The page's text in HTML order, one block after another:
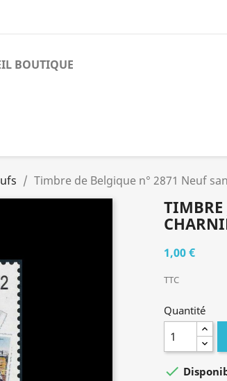
BOUTIQUE
Timbre de Belgique n° 2871 Neuf
TIMBRE
1,00 €
TTC
Quantité
